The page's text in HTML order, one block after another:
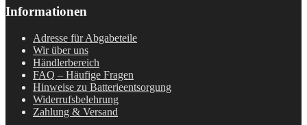
Informationen
Adresse für Abgabeteile
Wir über uns
Händlerbereich
FAQ – Häufige Fragen
Hinweise zu Batterieentsorgung
Widerrufsbelehrung
Zahlung & Versand